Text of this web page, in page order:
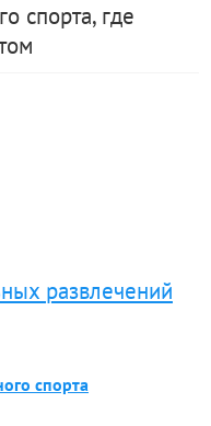
спорта, где
развлечений
спорта